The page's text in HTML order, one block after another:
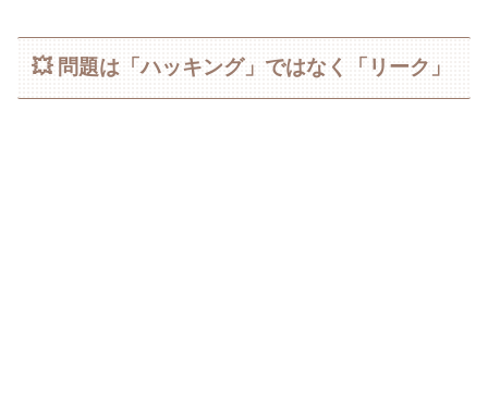
💥 問題は「ハッキング」ではなく「リーク」